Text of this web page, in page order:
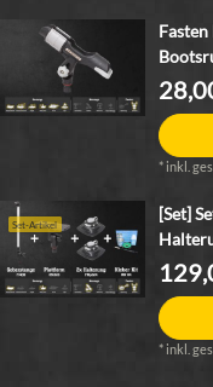
* inkl.
Set-Artikel
[Set]
* inkl.